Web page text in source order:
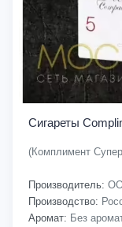
Сигареты
(Комплимент
Производитель:
Производство:
Аромат: Без